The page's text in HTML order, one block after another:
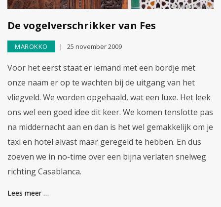
De vogelverschrikker van Fes
MAROKKO 25 november 2009
Voor het eerst staat er iemand met een bordje met
onze naam er op te wachten bij de uitgang van het
vliegveld. We worden opgehaald, wat een luxe. Het leek
ons wel een goed idee dit keer. We komen tenslotte pas
na middernacht aan en dan is het wel gemakkelijk om je
taxi en hotel alvast maar geregeld te hebben. En dus
zoeven we in no-time over een bijna verlaten snelweg
richting Casablanca.
Lees meer …